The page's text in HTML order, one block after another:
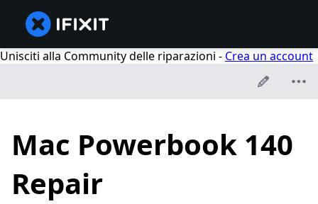
Unisciti alla Community delle riparazioni - Crea un account
Mac Powerbook 140
Repair